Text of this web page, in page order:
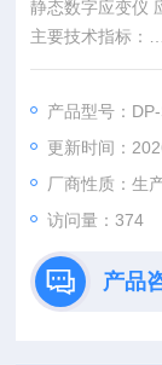
静态数字应变仪
主要技术指标：
1、测量点数：
3、显示分辨率：
4、基本误差：测
产品型号：
更新时间：
厂商性质：生
访问量：374
产品